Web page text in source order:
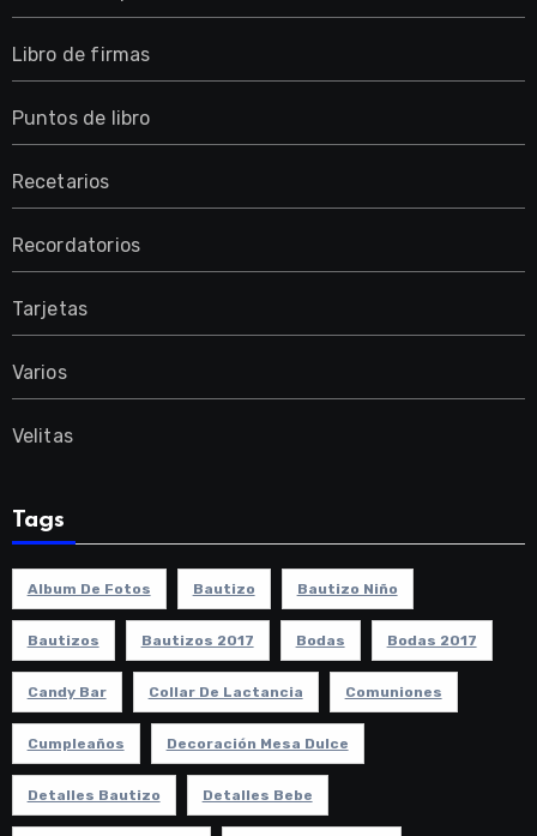
Libro de firmas
Puntos de libro
Recetarios
Recordatorios
Tarjetas
Varios
Velitas
Tags
Album De Fotos Bautizo Bautizo Niño
Bautizos Bautizos 2017 Bodas Bodas 2017
Candy Bar Collar De Lactancia Comuniones
Cumpleaños Decoración Mesa Dulce
Detalles Bautizo Detalles Bebe